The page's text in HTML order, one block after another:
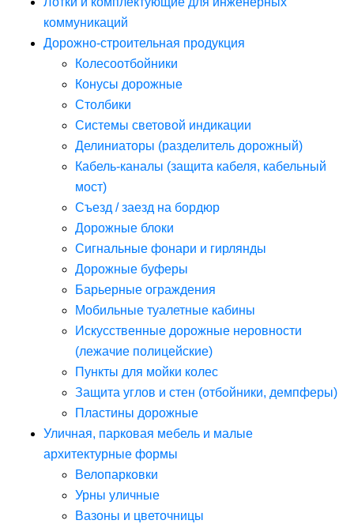
коммуникаций
Дорожно-строительная продукция
Колесоотбойники
Конусы дорожные
Столбики
Системы световой индикации
Делиниаторы (разделитель дорожный)
Кабель-каналы (защита кабеля, кабельный
мост)
Съезд / заезд на бордюр
Дорожные блоки
Сигнальные фонари и гирлянды
Дорожные буферы
Барьерные ограждения
Мобильные туалетные кабины
Искусственные дорожные неровности
(лежачие полицейские)
Пункты для мойки колес
Защита углов и стен (отбойники, демпферы)
Пластины дорожные
Уличная, парковая мебель и малые
архитектурные формы
Велопарковки
Урны уличные
Вазоны и цветочницы